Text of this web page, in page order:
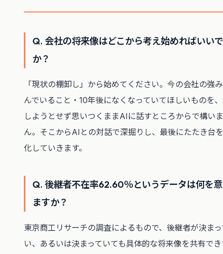
Q. 会社の将来像はどこから考え始めればいい
か？
「現状の棚卸し」から始めてください。今の会社の強
んでいること・10年後になくなっていてほしいものを
しようとせず思いつくままAIに話すところからで構い
ん。そこからAIとの対話で深掘りし、最後にたたき台
化していきます。
Q. 後継者不在率62.60％というデータは何を
ますか？
東京商工リサーチの調査によるもので、後継者が決ま
い、あるいは決まっていても具体的な将来像を共有で